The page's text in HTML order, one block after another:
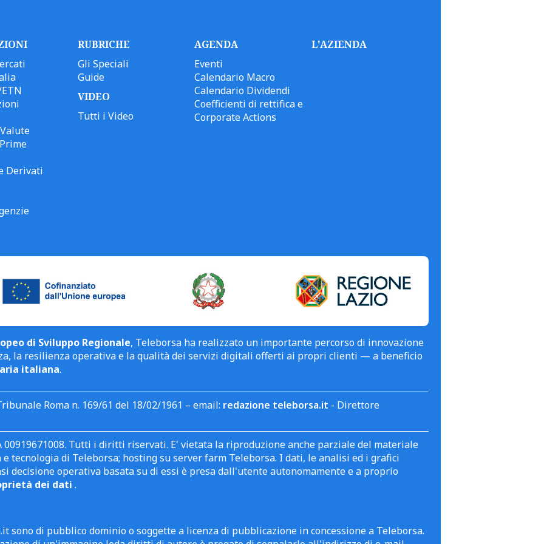
Derivati
RUBRICHE
Gli Speciali
Guide
VIDEO
Tutti i Video
AGENDA
Eventi
Calendario Macro
Calendario Dividendi
Coefficienti di rettifica e
Corporate Actions
L'AZIENDA
di Sviluppo Regionale, Teleborsa ha realizzato un importante percorso di innovazione
la resilienza operativa e la qualità dei servizi digitali offerti ai propri clienti — a beneficio
italiana.
Roma n. 169/61 del 18/02/1961 – email: redazione teleborsa.it - Direttore
00919671008. Tutti i diritti riservati. E' vietata la riproduzione anche parziale del materiale
tecnologia di Teleborsa; hosting su server farm Teleborsa. I dati, le analisi ed i grafici
decisione operativa basata su di essi è presa dall'utente autonomamente e a proprio
dei dati .
sono di pubblico dominio o soggette a licenza di pubblicazione in concessione a Teleborsa.